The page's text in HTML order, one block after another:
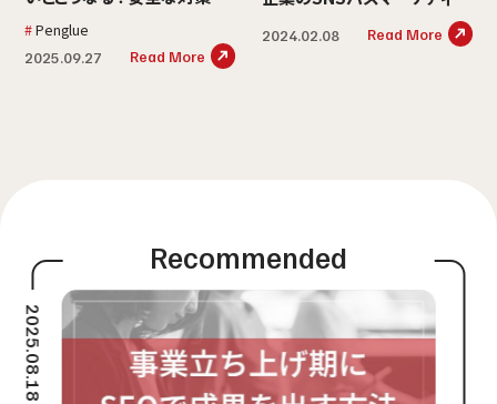
解説Penglue
2025.09.27 Read More
2024.02.08 Read More
2025.08.18